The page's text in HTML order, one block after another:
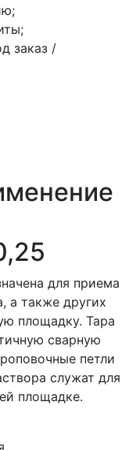
заказ /
для приема
а также других
площадку. Тара
сварную
петли
служат для
площадке.